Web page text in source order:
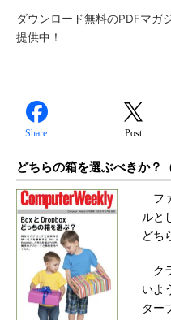
ダウンロード無料のPDFマガ
提供中！
Share Post
どちらの箱を選ぶべきか？
フ
ルと
どち
ク
いよ
ター